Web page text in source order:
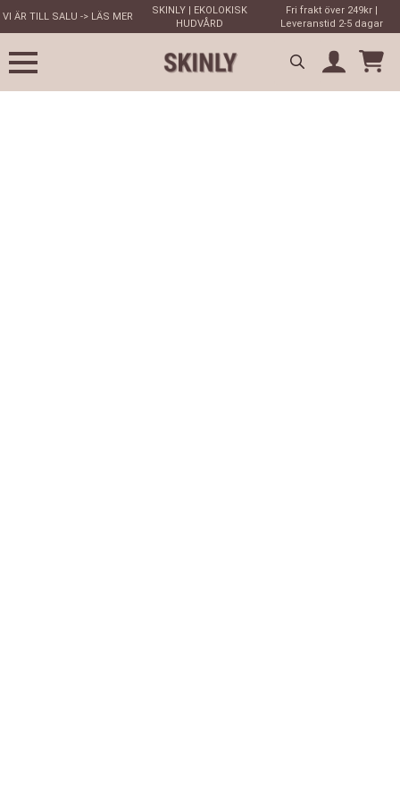
VI ÄR TILL SALU -> LÄS MER
SKINLY | EKOLOKISK
HUDVÅRD
Fri frakt över 249kr |
Leveranstid 2-5 dagar
Search